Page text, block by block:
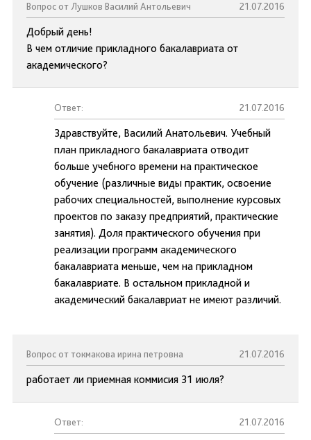
Вопрос от Лушков Василий Антольевич 21.07.2016
Добрый день!
В чем отличие прикладного бакалавриата от
академического?
Ответ: 21.07.2016
Здравствуйте, Василий Анатольевич. Учебный
план прикладного бакалавриата отводит
больше учебного времени на практическое
обучение (различные виды практик, освоение
рабочих специальностей, выполнение курсовых
проектов по заказу предприятий, практические
занятия). Доля практического обучения при
реализации программ академического
бакалавриата меньше, чем на прикладном
бакалавриате. В остальном прикладной и
академический бакалавриат не имеют различий.
Вопрос от токмакова ирина петровна 21.07.2016
работает ли приемная коммисия 31 июля?
Ответ: 21.07.2016